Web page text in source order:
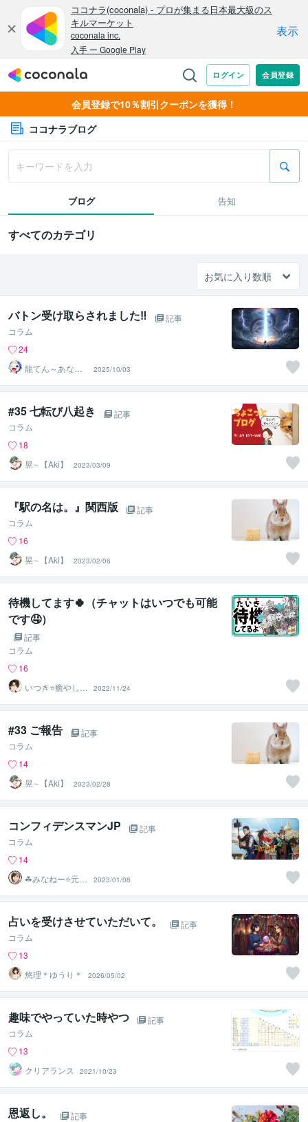
会員登録で10％割引クーポンを獲得！
ココナラブログ
ブログ 告知
すべてのカテゴリ
バトン受け取らされました‼️
記事
コラム
24
龍てん～あなた
の魂の羅針盤
2025/10/03
#35 七転び八起き
記事
コラム
18
晃∼【Aki】
2023/03/09
『駅の名は。』関西版
記事
コラム
16
晃∼【Aki】
2023/02/06
待機してます🍀（チャットはいつでも可能
です🤤）
記事
コラム
16
いつき⭐️癒やし声
のお話相手
2022/11/24
#33 ご報告
記事
コラム
14
晃∼【Aki】
2023/02/28
コンフィデンスマンJP
記事
コラム
14
☘みなねー⭐️元総
務部長☘
2023/01/08
占いを受けさせていただいて。
記事
コラム
13
悠理＊ゆうり＊
2026/05/02
趣味でやっていた時やつ
記事
コラム
13
クリアランス
2021/10/23
恩返し。
記事